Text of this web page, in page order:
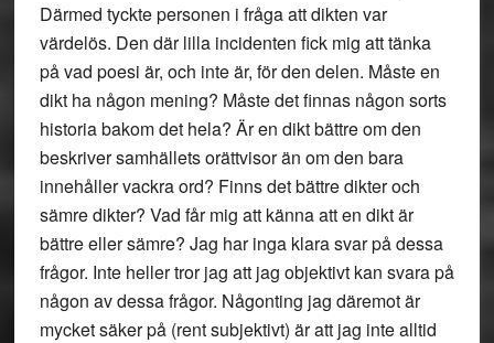
Därmed tyckte personen i fråga att dikten var
värdelös. Den där lilla incidenten fick mig att tänka
på vad poesi är, och inte är, för den delen. Måste en
dikt ha någon mening? Måste det finnas någon sorts
historia bakom det hela? Är en dikt bättre om den
beskriver samhällets orättvisor än om den bara
innehåller vackra ord? Finns det bättre dikter och
sämre dikter? Vad får mig att känna att en dikt är
bättre eller sämre? Jag har inga klara svar på dessa
frågor. Inte heller tror jag att jag objektivt kan svara på
någon av dessa frågor. Någonting jag däremot är
mycket säker på (rent subjektivt) är att jag inte alltid